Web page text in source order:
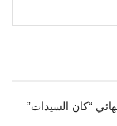
“كان السيدات”